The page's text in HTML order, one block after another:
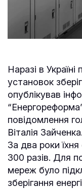
Наразі в
установок
опублікував
повідомлення
Віталія Зайченка.
За два роки
300 разів. Для
мереж було
зберігання